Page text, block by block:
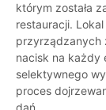
którym została
restauracji.
przyrządzanych
nacisk na każdy
selektywnego
proces
dań.